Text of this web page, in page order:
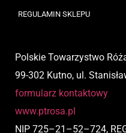
REGULAMIN SKLEPU
Polskie Towarzystwo
99-302 Kutno, ul.
formularz kontaktowy
www.ptrosa.pl
NIP 725–21 –52–724,